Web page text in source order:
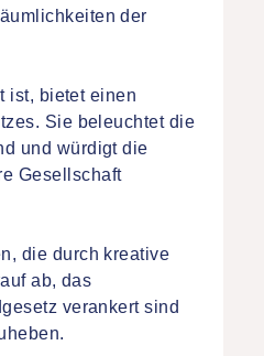
der
ist, bietet einen
Sie beleuchtet die
und würdigt die
Gesellschaft
die durch kreative
ab, das
verankert sind